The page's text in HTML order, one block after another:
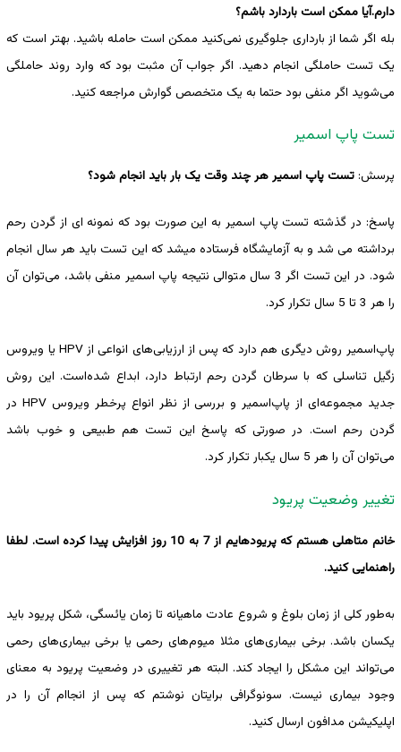
دارم.آیا ممکن است باردارد باشم؟
بله اگر شما از بارداری جلوگیری نمی‌کنید ممکن است حامله باشید. بهتر است که
یک تست حاملگی انجام دهید. اگر جواب آن مثبت بود که وارد روند حاملگی
می‌شوید اگر منفی بود حتما به یک متخصص گوارش مراجعه کنید.
تست پاپ اسمیر
پرسش:تست پاپ اسمیر هر چند وقت یک بار باید انجام شود؟
پاسخ: در گذشته تست پاپ اسمیر به این صورت بود که نمونه ای از گردن رحم
برداشته می شد و به آزمایشگاه فرستاده میشد که این تست باید هر سال انجام
شود. در این تست اگر 3 سال متوالی نتیجه پاپ اسمیر منفی باشد، می‌توان آن
را هر 3 تا 5 سال تکرار کرد.
پاپ‌اسمیر روش دیگری هم دارد که پس از ارزیابی‌های انواعی از HPV یا ویروس
زگیل تناسلی که با سرطان گردن رحم ارتباط دارد، ابداع ‌شده‌است. این روش
جدید مجموعه‌ای از پاپ‌اسمیر و بررسی از نظر انواع پرخطر ویروس HPV در
گردن رحم است. در صورتی که پاسخ این تست هم طبیعی و خوب باشد
می‌توان آن را هر 5 سال یکبار تکرار کرد.
تغییر وضعیت پریود
خانم متاهلی هستم که پریودهایم از 7 به 10 روز افزایش پیدا کرده است. لطفا
راهنمایی کنید.
به‌طور کلی از زمان بلوغ و شروع عادت ماهیانه تا زمان یائسگی، شکل پریود باید
یکسان باشد. برخی بیماری‌های مثلا میوم‌های رحمی یا برخی بیماری‌های رحمی
می‌تواند این مشکل را ایجاد کند. البته هر تغییری در وضعیت پریود به معنای
وجود بیماری نیست. سونوگرافی برایتان نوشتم که پس از انجاام آن را در
اپلیکیشن مدافون ارسال کنید.